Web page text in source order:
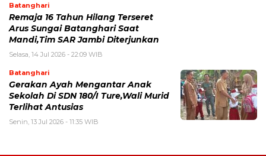
Batanghari
Remaja 16 Tahun Hilang Terseret
Arus Sungai Batanghari Saat
Mandi,Tim SAR Jambi Diterjunkan
Selasa, 14 Jul 2026 - 22:09 WIB
Batanghari
Gerakan Ayah Mengantar Anak
Sekolah Di SDN 180/I Ture,Wali Murid
Terlihat Antusias
Senin, 13 Jul 2026 - 11:35 WIB